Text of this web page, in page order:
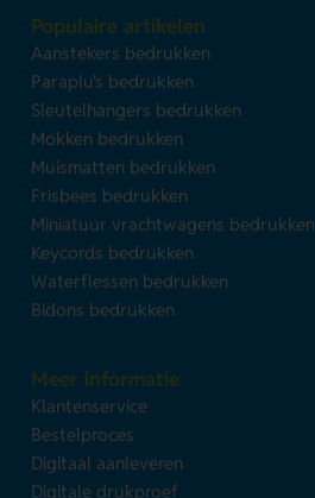
Populaire artikelen
Aanstekers bedrukken
Paraplu's bedrukken
Sleutelhangers bedrukken
Mokken bedrukken
Muismatten bedrukken
Frisbees bedrukken
Miniatuur vrachtwagens bedrukken
Keycords bedrukken
Waterflessen bedrukken
Bidons bedrukken
Meer informatie
Klantenservice
Bestelproces
Digitaal aanleveren
Digitale drukproef